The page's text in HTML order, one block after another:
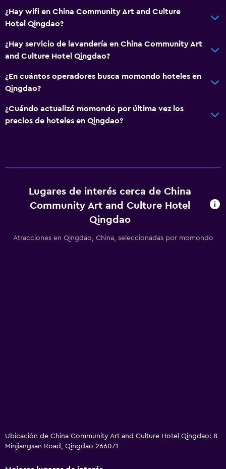
¿Hay wifi en China Community Art and Culture
Hotel Qingdao?
¿Hay servicio de lavandería en China Community Art
and Culture Hotel Qingdao?
¿En cuántos operadores busca momondo hoteles en
Qingdao?
¿Cuándo actualizó momondo por última vez los
precios de hoteles en Qingdao?
Lugares de interés cerca de China
Community Art and Culture Hotel
Qingdao
Atracciones en Qingdao, China, seleccionadas por momondo
Ubicación de China Community Art and Culture Hotel Qingdao: 8
Minjiangsan Road, Qingdao 266071